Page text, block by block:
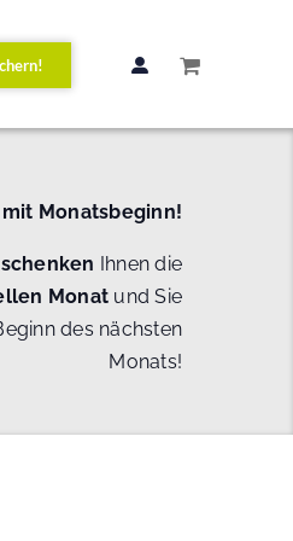
Monatsbeginn!
Ihnen die
Monat und Sie
des nächsten
Monats!